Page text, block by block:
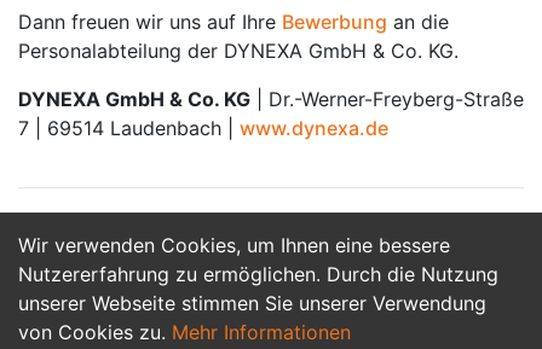
Wir verwenden Cookies, um Ihnen eine bessere
Nutzererfahrung zu ermöglichen. Durch die Nutzung
unserer Webseite stimmen Sie unserer Verwendung
von Cookies zu. Mehr Informationen
Dann freuen wir uns auf Ihre Bewerbung an die
Personalabteilung der DYNEXA GmbH & Co. KG.
DYNEXA GmbH & Co. KG | Dr.-Werner-Freyberg-Straße
7 | 69514 Laudenbach | www.dynexa.de
Jetzt Bewerben